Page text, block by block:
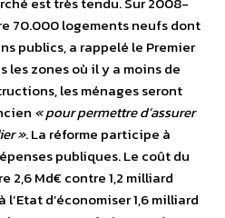
70.000 logements neufs dont
publics, a rappelé le Premier
les zones où il y a moins de
les ménages seront
« pour permettre d’assurer
». La réforme participe à
publiques. Le coût du
Md€ contre 1,2 milliard
d’économiser 1,6 milliard